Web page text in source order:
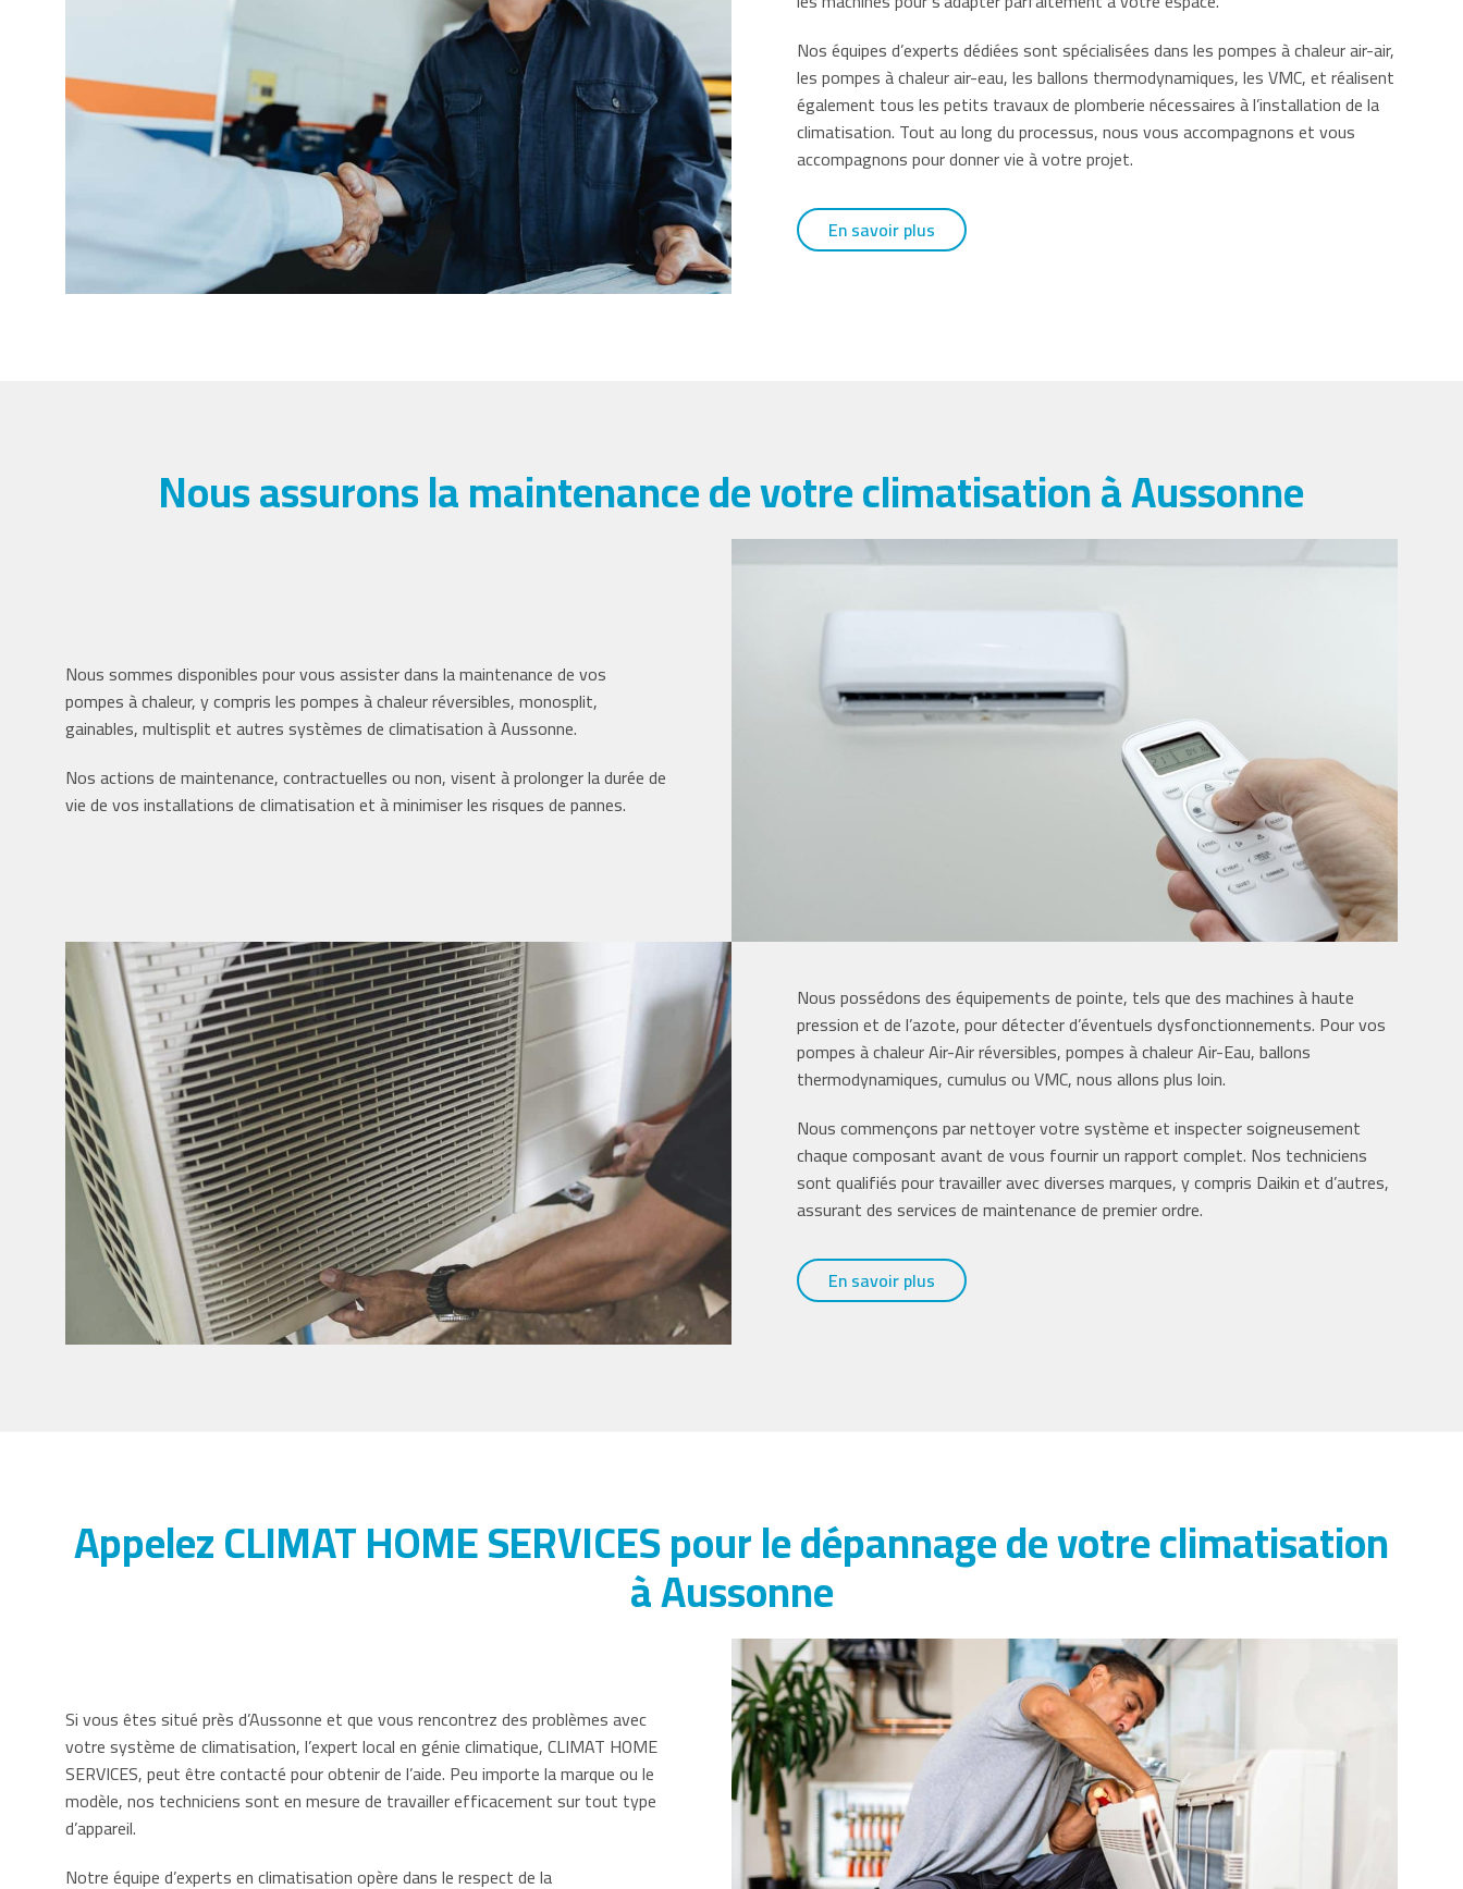
Nos équipes d’experts dédiées sont spécialisées dans les pompes à chaleur air-air,
les pompes à chaleur air-eau, les ballons thermodynamiques, les VMC, et réalisent
également tous les petits travaux de plomberie nécessaires à l’installation de la
climatisation. Tout au long du processus, nous vous accompagnons et vous
accompagnons pour donner vie à votre projet.
En savoir plus
Nous assurons la maintenance de votre climatisation à Aussonne
Nous sommes disponibles pour vous assister dans la maintenance de vos
pompes à chaleur, y compris les pompes à chaleur réversibles, monosplit,
gainables, multisplit et autres systèmes de climatisation à Aussonne.
Nos actions de maintenance, contractuelles ou non, visent à prolonger la durée de
vie de vos installations de climatisation et à minimiser les risques de pannes.
Nous possédons des équipements de pointe, tels que des machines à haute
pression et de l’azote, pour détecter d’éventuels dysfonctionnements. Pour vos
pompes à chaleur Air-Air réversibles, pompes à chaleur Air-Eau, ballons
thermodynamiques, cumulus ou VMC, nous allons plus loin.
Nous commençons par nettoyer votre système et inspecter soigneusement
chaque composant avant de vous fournir un rapport complet. Nos techniciens
sont qualifiés pour travailler avec diverses marques, y compris Daikin et d’autres,
assurant des services de maintenance de premier ordre.
En savoir plus
Appelez CLIMAT HOME SERVICES pour le dépannage de votre climatisation
à Aussonne
Si vous êtes situé près d’Aussonne et que vous rencontrez des problèmes avec
votre système de climatisation, l’expert local en génie climatique, CLIMAT HOME
SERVICES, peut être contacté pour obtenir de l’aide. Peu importe la marque ou le
modèle, nos techniciens sont en mesure de travailler efficacement sur tout type
d’appareil.
Notre équipe d’experts en climatisation opère dans le respect de la